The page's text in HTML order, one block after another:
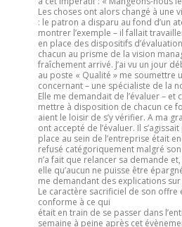
Les choses ont alors changé à une
: le patron a disparu au fond d’un
montrer l’exemple – il fallait
en place des dispositifs
chacun au prisme de la vision
fraîchement arrivé. J’ai vu un jour
au poste « Qualité » me soumettre
concernant – une spécialiste de la
Elle me demandait de l’évaluer – et
mettre à disposition de chacun ce
aient le loisir de s’y vérifier. A ma
ont accepté de l’évaluer. Il
place au sein de l’entreprise était
refusé catégoriquement malgré
n’a fait que relancer sa demande
elle qu’aucun ne puisse être
me demandant des explications
Le caractère sacrificiel de son offre
conforme à ce qui
était en train de se passer dans
semaine à peine après cet